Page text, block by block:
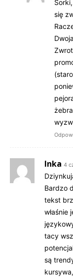
się
Inka 4
Bardzo
tekst
właśnie
tacy
są